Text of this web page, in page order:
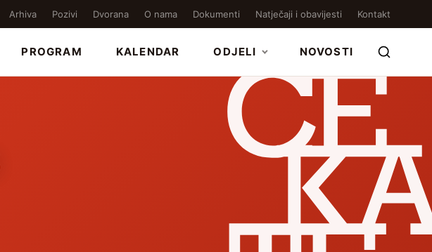
Arhiva Pozivi Dvorana O nama Dokumenti Natječaji i obavijesti Kontakt
PROGRAM KALENDAR ODJELI NOVOSTI